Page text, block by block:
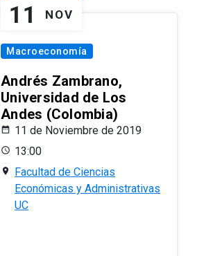
11 NOV
Macroeconomía
Andrés Zambrano,
Universidad de Los
Andes (Colombia)
11 de Noviembre de 2019
13:00
Facultad de Ciencias
Económicas y Administrativas
UC